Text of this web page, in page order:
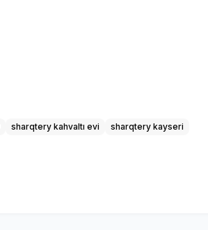
sharqtery kahvaltı evi
sharqtery kayseri